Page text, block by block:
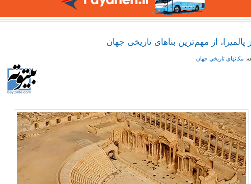
پالمیرا، از مهم‌ترین بناهای تاریخی جهان
مكانهاي تاريخي جهان